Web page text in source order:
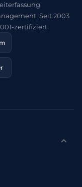
Seit 2003
zertifiziert.